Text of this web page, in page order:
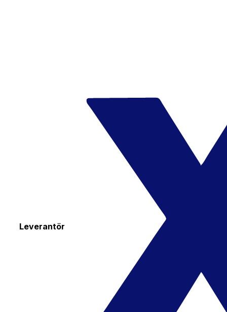
Leverantör